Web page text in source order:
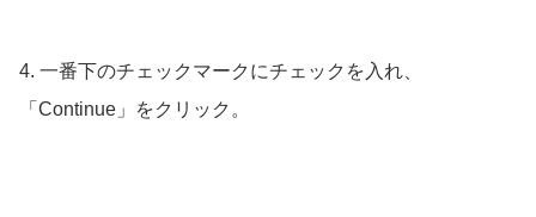
4. 一番下のチェックマークにチェックを入れ、
「Continue」をクリック。